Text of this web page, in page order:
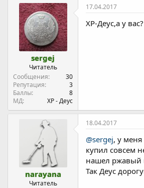
sergej
Читатель
Сообщения
30
Репутация
3
Баллы
8
МД
ХР - Деус
17.04.2017
ХР-Деус,а у вас?
narayana
Читатель
18.04.2017
@sergej, у
купил совсем
нашел ржавый
Так Деус